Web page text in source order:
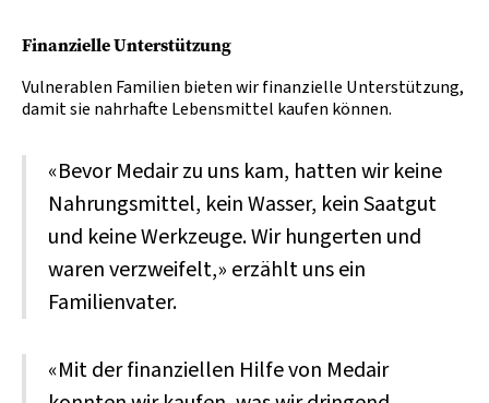
Finanzielle Unterstützung
Vulnerablen Familien bieten wir finanzielle Unterstützung,
damit sie nahrhafte Lebensmittel kaufen können.
«Bevor Medair zu uns kam, hatten wir keine
Nahrungsmittel, kein Wasser, kein Saatgut
und keine Werkzeuge. Wir hungerten und
waren verzweifelt,» erzählt uns ein
Familienvater.
«Mit der finanziellen Hilfe von Medair